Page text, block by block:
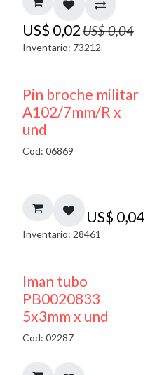
US$ 0,02US$0,04
Inventario: 73212
Pin broche militar
A102/7mm/R x
und
Cod: 06869
US$ 0,04
Inventario: 28461
50% DESCUENTO
Iman tubo
PB0020833
5x3mm x und
Cod: 02287